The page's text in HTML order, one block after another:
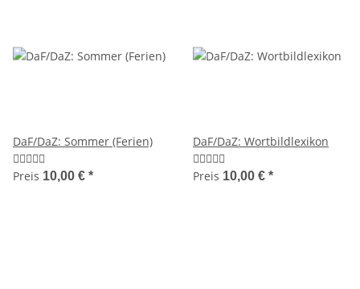
DaF/DaZ: Sommer (Ferien)
Preis 10,00 € *
DaF/DaZ: Wortbildlexikon
Preis 10,00 € *